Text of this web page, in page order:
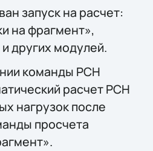
запуск на расчет:
на фрагмент»,
других модулей.
команды РСН
расчет РСН
нагрузок после
просчета